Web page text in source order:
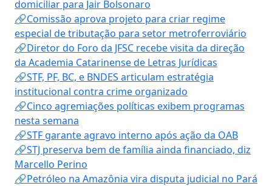
domiciliar para Jair Bolsonaro
🔗Comissão aprova projeto para criar regime
especial de tributação para setor metroferroviário
🔗Diretor do Foro da JFSC recebe visita da direção
da Academia Catarinense de Letras Jurídicas
🔗STF, PF, BC, e BNDES articulam estratégia
institucional contra crime organizado
🔗Cinco agremiações políticas exibem programas
nesta semana
🔗STF garante agravo interno após ação da OAB
🔗STJ preserva bem de família ainda financiado, diz
Marcello Perino
🔗Petróleo na Amazônia vira disputa judicial no Pará